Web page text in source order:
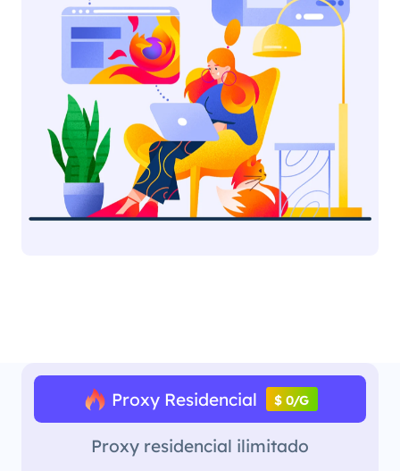
Proxy Residencial $ 0/G
Proxy residencial ilimitado